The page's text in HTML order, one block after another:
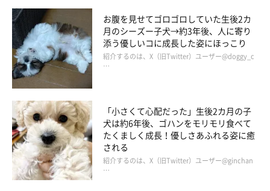
警戒するタロさん…
やっぱりダメかな？と思って待っていたら、おやつ欲しさが警戒
心より勝ったのか、タロさんが指人形からおやつを食べてくれま
した！
これで娘もタロさんも、私の手作り指人形が好きになってくれた
に間違いない！と思いました。
お腹を見せてゴロゴロしていた生後2カ
月のシーズー子犬→約3年後、人に寄り
添う優しいコに成長した姿にほっこり
紹介するのは、X（旧Twitter）ユーザー@doggy_c
…
「小さくて心配だった」生後2カ月の子
犬は約6年後、ゴハンをモリモリ食べて
たくましく成長！優しさあふれる姿に癒
される
紹介するのは、X（旧Twitter）ユーザー@ginchan
…